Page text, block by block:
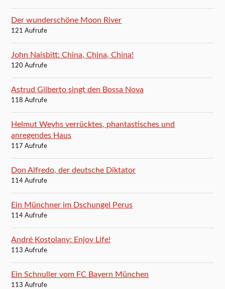
Der wunderschöne Moon River
121 Aufrufe
John Naisbitt: China, China, China!
120 Aufrufe
Astrud Gilberto singt den Bossa Nova
118 Aufrufe
Helmut Weyhs verrücktes, phantastisches und
anregendes Haus
117 Aufrufe
Don Alfredo, der deutsche Diktator
114 Aufrufe
Ein Münchner im Dschungel Perus
114 Aufrufe
André Kostolany: Enjoy Life!
113 Aufrufe
Ein Schnuller vom FC Bayern München
113 Aufrufe